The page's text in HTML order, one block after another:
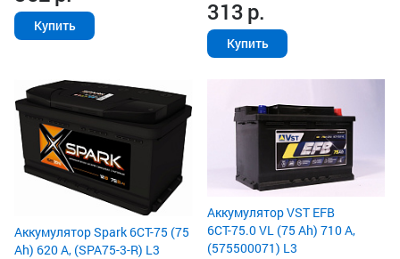
Купить 313р.
Купить
Аккумулятор Spark 6СТ-75 (75
Ah) 620 А, (SPA75-3-R) L3
Аккумулятор VST EFB
6СТ-75.0 VL (75 Ah) 710 А,
(575500071) L3